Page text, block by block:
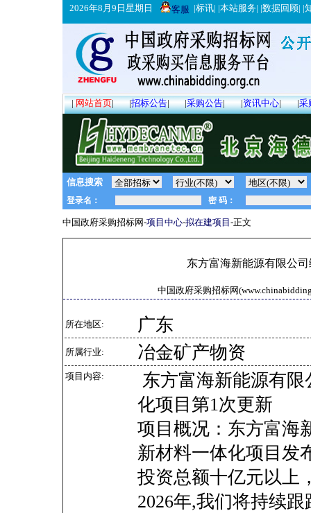
2026年8月9日星期日 客服 |标讯| |本站服务| |数据回顾| |
|网站首页| |招标公告| |采购公告| |资讯中心| |采
信息搜索
中国政府采购招标网-项目中心-拟在建项目 -正文
东方富海新能源有限公
中国政府采购招标网
所在地区: 广东
所属行业: 冶金矿产物资
项目内容:
东方富海新能源有
化项目第1次更新
项目概况：东方富海
新材料一体化项目发
投资总额十亿元以上
2026年,我们将持续